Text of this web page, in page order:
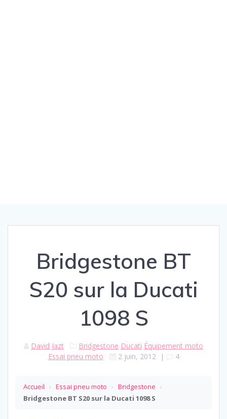
Bridgestone BT
S20 sur la Ducati
1098 S
David Jazt Bridgestone Ducati Équipement moto
Essai pneu moto
2 juin, 2012 | 4
Accueil › Essai pneu moto › Bridgestone ›
Bridgestone BT S20 sur la Ducati 1098 S